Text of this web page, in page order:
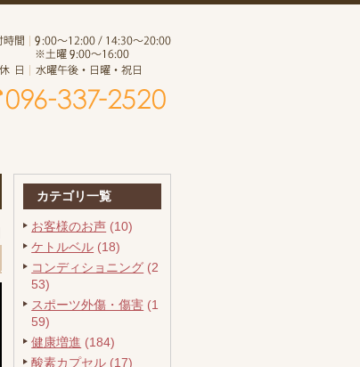
カテゴリ一覧
お客様のお声 (10)
ケトルベル (18)
コンディショニング (2
53)
スポーツ外傷・傷害 (1
59)
健康増進 (184)
酸素カプセル (17)